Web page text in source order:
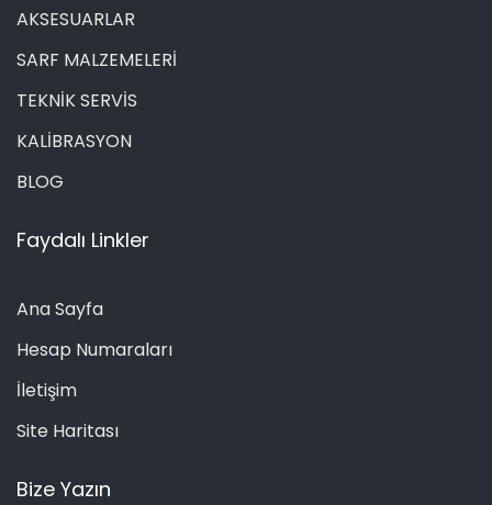
AKSESUARLAR
SARF MALZEMELERİ
TEKNİK SERVİS
KALİBRASYON
BLOG
Faydalı Linkler
Ana Sayfa
Hesap Numaraları
İletişim
Site Haritası
Bize Yazın